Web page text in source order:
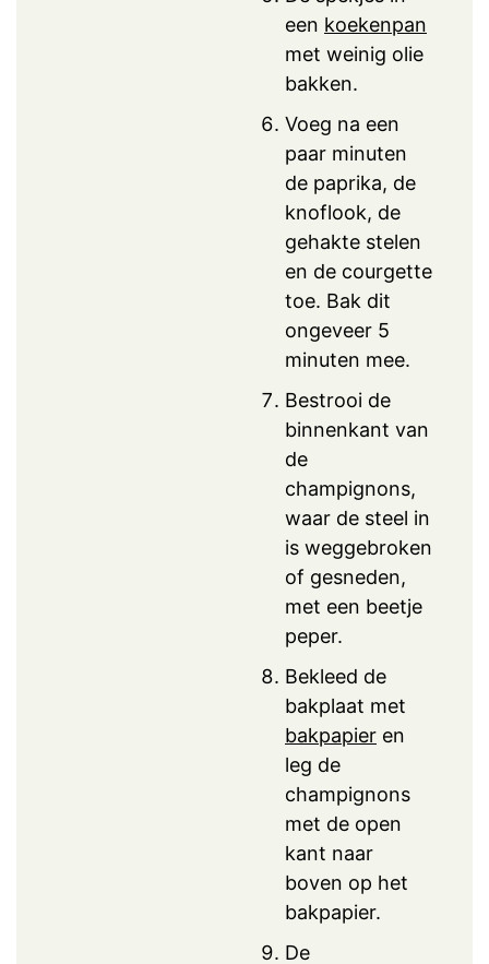
een koekenpan
met weinig olie
bakken.
Voeg na een
paar minuten
de paprika, de
knoflook, de
gehakte stelen
en de courgette
toe. Bak dit
ongeveer 5
minuten mee.
Bestrooi de
binnenkant van
de
champignons,
waar de steel in
is weggebroken
of gesneden,
met een beetje
peper.
Bekleed de
bakplaat met
bakpapier en
leg de
champignons
met de open
kant naar
boven op het
bakpapier.
De